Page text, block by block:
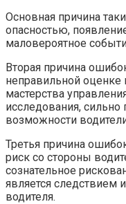
Основная причина
опасностью,
маловероятное
Вторая причина
неправильной оценке
мастерства
исследования,
возможности
Третья причина
риск со стороны
сознательное
является следствием
водителя.